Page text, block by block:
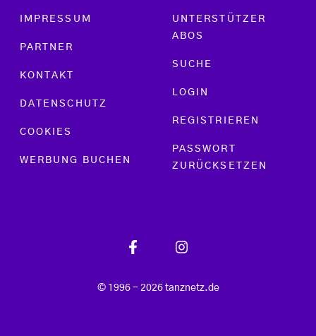
Footer menu
IMPRESSUM
PARTNER
KONTAKT
DATENSCHUTZ
COOKIES
WERBUNG BUCHEN
UNTERSTÜTZER
ABOS
SUCHE
LOGIN
REGISTRIEREN
PASSWORT
ZURÜCKSETZEN
© 1996 - 2026 tanznetz.de